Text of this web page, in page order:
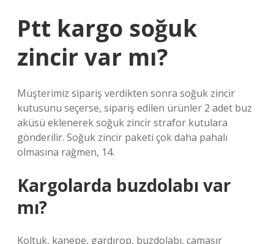
Ptt kargo soğuk
zincir var mı?
Müşterimiz sipariş verdikten sonra soğuk zincir
kutusunu seçerse, sipariş edilen ürünler 2 adet buz
aküsü eklenerek soğuk zincir strafor kutulara
gönderilir. Soğuk zincir paketi çok daha pahalı
olmasına rağmen, 14.
Kargolarda buzdolabı var
mı?
Koltuk, kanepe, gardırop, buzdolabı, çamaşır